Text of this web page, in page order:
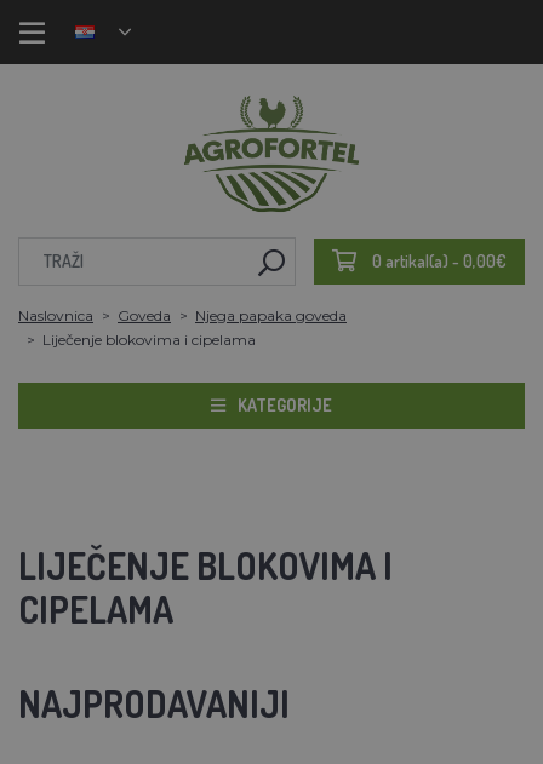
0 artikal(a) - 0,00€
Naslovnica Goveda
Njega papaka goveda
Liječenje blokovima i cipelama
KATEGORIJE
LIJEČENJE BLOKOVIMA I
CIPELAMA
NAJPRODAVANIJI